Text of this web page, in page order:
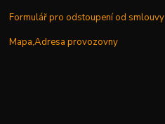
Formulář pro odstoupení od smlouvy
Mapa,Adresa provozovny